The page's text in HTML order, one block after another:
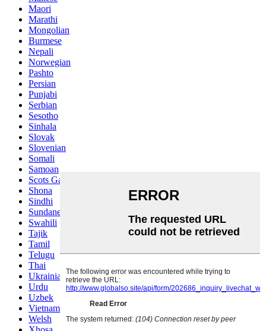
Maori
Marathi
Mongolian
Burmese
Nepali
Norwegian
Pashto
Persian
Punjabi
Serbian
Sesotho
Sinhala
Slovak
Slovenian
Somali
Samoan
Scots Gaelic
Shona
Sindhi
Sundanese
Swahili
Tajik
Tamil
Telugu
Thai
Ukrainian
Urdu
Uzbek
Vietnamese
Welsh